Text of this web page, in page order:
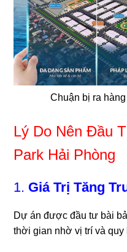
Chuận bị ra
Lý Do Nên Đầu
Park Hải Phòng
1. Giá Trị Tăng
Dự án được đầu tư bài
thời gian nhờ vị trí và quy